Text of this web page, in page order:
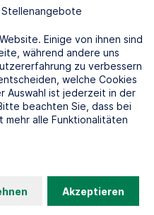
Stellenangebote
Einige von ihnen sind
während andere uns
zu verbessern
welche Cookies
Auswahl ist jederzeit in der
beachten Sie, dass bei
mehr alle Funktionalitäten
Akzeptieren